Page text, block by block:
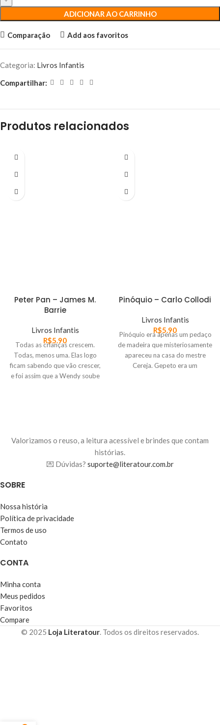
ADICIONAR AO CARRINHO
Comparação Add aos favoritos
Categoria: Livros Infantis
Compartilhar:
Produtos relacionados
Peter Pan – James M.
Barrie
Livros Infantis
R$5.90
Todas as crianças crescem.
Todas, menos uma. Elas logo
ficam sabendo que vão crescer,
e foi assim que a Wendy soube
ela deve ter parecido muito
graciosa, pois a senhora Darling
exclamou: - Ah, por que você
Pinóquio – Carlo Collodi
Livros Infantis
R$5.90
Pinóquio era apenas um pedaço
de madeira que misteriosamente
apareceu na casa do mestre
Cereja. Gepeto era um
outros: falava, andava e comia
confusões enquanto tentava se
Valorizamos o reuso, a leitura acessível e brindes que contam
histórias.
💌 Dúvidas? suporte@literatour.com.br
SOBRE
Nossa história
Política de privacidade
Termos de uso
Contato
CONTA
Minha conta
Meus pedidos
Favoritos
Compare
© 2025 Loja Literatour. Todos os direitos reservados.